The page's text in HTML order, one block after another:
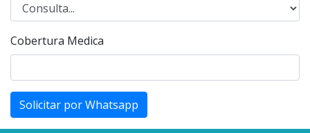
Cobertura Medica
Solicitar por Whatsapp